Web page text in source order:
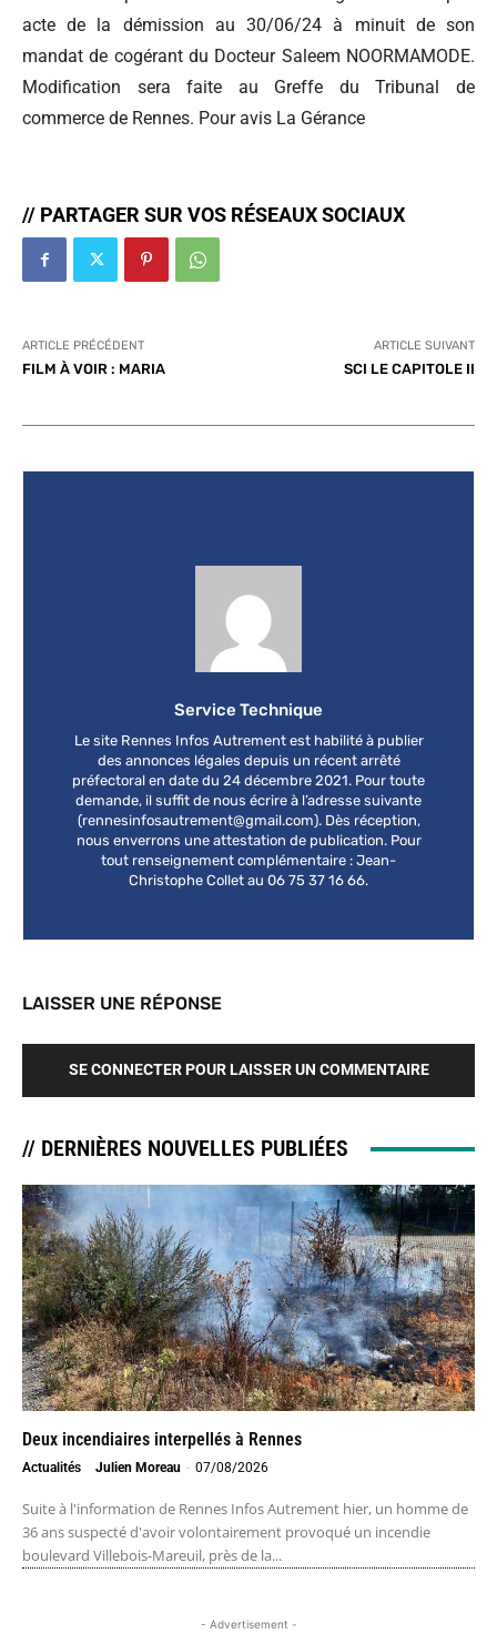
acte de la démission au 30/06/24 à minuit de son
mandat de cogérant du Docteur Saleem NOORMAMODE.
Modification sera faite au Greffe du Tribunal de
commerce de Rennes. Pour avis La Gérance
// PARTAGER SUR VOS RÉSEAUX SOCIAUX
ARTICLE PRÉCÉDENT
FILM À VOIR : MARIA
ARTICLE SUIVANT
SCI LE CAPITOLE II
Service Technique
Le site Rennes Infos Autrement est habilité à publier
des annonces légales depuis un récent arrêté
préfectoral en date du 24 décembre 2021. Pour toute
demande, il suffit de nous écrire à l’adresse suivante
(rennesinfosautrement@gmail.com). Dès réception,
nous enverrons une attestation de publication. Pour
tout renseignement complémentaire : Jean-
Christophe Collet au 06 75 37 16 66.
LAISSER UNE RÉPONSE
SE CONNECTER POUR LAISSER UN COMMENTAIRE
// DERNIÈRES NOUVELLES PUBLIÉES
Deux incendiaires interpellés à Rennes
Actualités Julien Moreau - 07/08/2026
Suite à l'information de Rennes Infos Autrement hier, un homme de
36 ans suspecté d'avoir volontairement provoqué un incendie
boulevard Villebois-Mareuil, près de la...
- Advertisement -